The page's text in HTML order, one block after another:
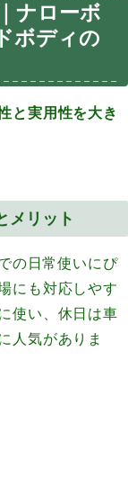
ナローボ
ボディの
と実用性を大き
メリット
の日常使いにぴ
にも対応しやす
使い、休日は車
人気がありま